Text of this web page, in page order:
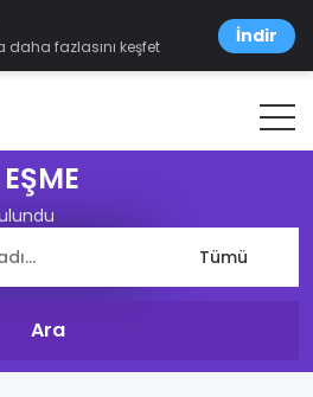
fazlasını keşfet İndir